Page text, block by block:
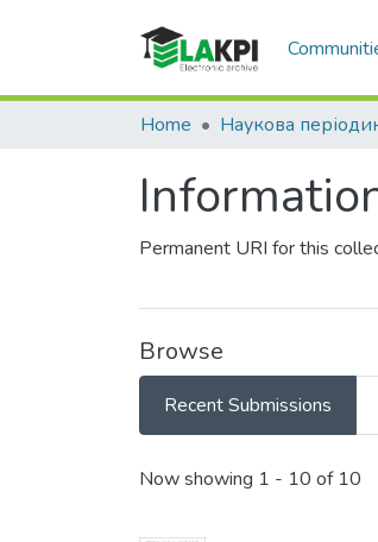
Home Наукова
Permanent URI for this
Browse
Recent Submissions
Recent
Now showing 1 - 10 of 10